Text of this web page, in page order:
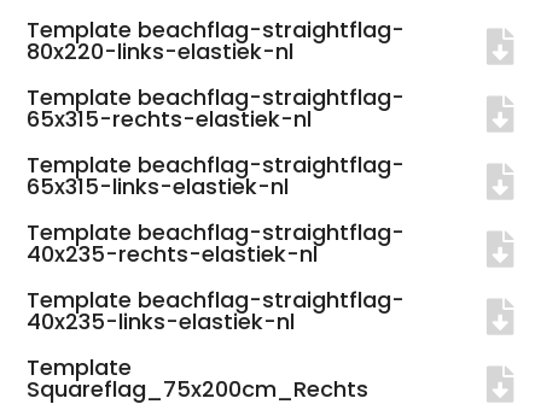
Template beachflag-straightflag-
80x220-links-elastiek-nl
Template beachflag-straightflag-
65x315-rechts-elastiek-nl
Template beachflag-straightflag-
65x315-links-elastiek-nl
Template beachflag-straightflag-
40x235-rechts-elastiek-nl
Template beachflag-straightflag-
40x235-links-elastiek-nl
Template
Squareflag_75x200cm_Rechts